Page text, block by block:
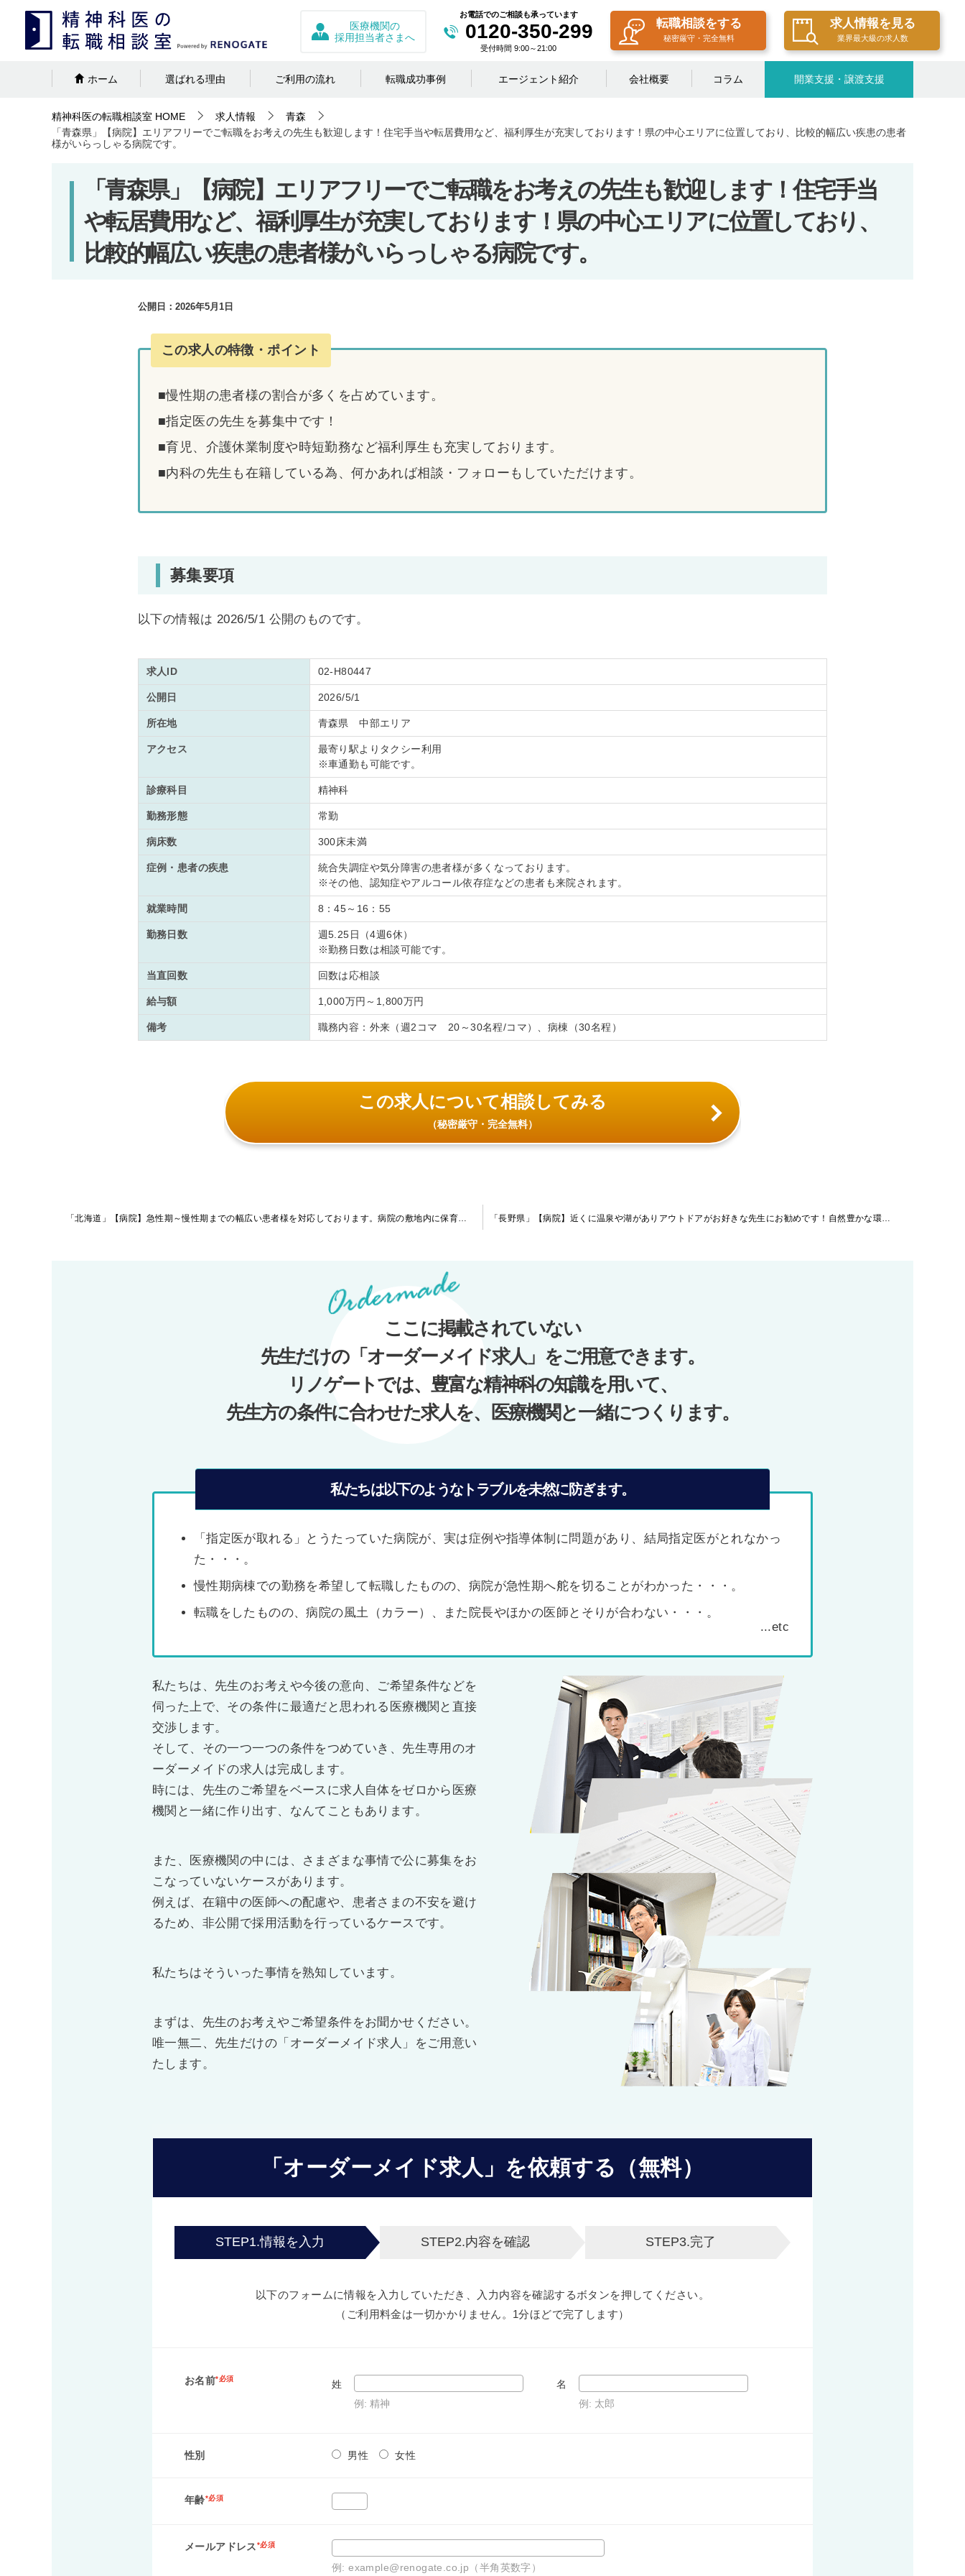
転職相談をする
秘密厳守・完全無料
求人情報を見る
業界最大級の求人数
お電話でのご相談も承っています
0120-350-299
受付時間 9:00～21:00
医療機関の
採用担当者さまへ
ホーム 選ばれる理由 ご利用の流れ 転職成功事例 エージェント紹介 会社概要 コラム 開業支援・譲渡支援
精神科医の転職相談室 HOME 求人情報
青森
「青森県」【病院】エリアフリーでご転職をお考えの先生も歓迎します！住宅手当や転居費用など、福利厚生が充実しております！県の中心エリアに位置しており、比較的幅広い疾患の患者
様がいらっしゃる病院です。
「青森県」【病院】エリアフリーでご転職をお考えの先生も歓迎します！住宅手当
や転居費用など、福利厚生が充実しております！県の中心エリアに位置しており、
比較的幅広い疾患の患者様がいらっしゃる病院です。
公開日： 2026年5月1日
この求人の特徴・ポイント
■慢性期の患者様の割合が多くを占めています。
■指定医の先生を募集中です！
■育児、介護休業制度や時短勤務など福利厚生も充実しております。
■内科の先生も在籍している為、何かあれば相談・フォローもしていただけます。
募集要項
以下の情報は 2026/5/1 公開のものです。
求人ID 02-H80447
公開日 2026/5/1
所在地 青森県 中部エリア
アクセス
最寄り駅よりタクシー利用
※車通勤も可能です。
診療科目 精神科
勤務形態 常勤
病床数 300床未満
症例・患者の疾患
統合失調症や気分障害の患者様が多くなっております。
※その他、認知症やアルコール依存症などの患者も来院されます。
就業時間 8：45～16：55
勤務日数
週5.25日（4週6休）
※勤務日数は相談可能です。
当直回数 回数は応相談
給与額 1,000万円～1,800万円
備考 職務内容：外来（週2コマ 20～30名程/コマ）、病棟（30名程）
この求人について相談してみる
（秘密厳守・完全無料）
ここに掲載されていない
先生だけの「オーダーメイド求人」をご用意できます。
リノゲートでは、豊富な精神科の知識を用いて、
先生方の条件に合わせた求人を、医療機関と一緒につくります。
私たちは以下のようなトラブルを未然に防ぎます。
「指定医が取れる」とうたっていた病院が、実は症例や指導体制に問題があり、結局指定医がとれなかっ
た・・・。
慢性期病棟での勤務を希望して転職したものの、病院が急性期へ舵を切ることがわかった・・・。
転職をしたものの、病院の風土（カラー）、また院長やほかの医師とそりが合わない・・・。
私たちは、先生のお考えや今後の意向、ご希望条件などを
伺った上で、その条件に最適だと思われる医療機関と直接
交渉します。
そして、その一つ一つの条件をつめていき、先生専用のオ
ーダーメイドの求人は完成します。
時には、先生のご希望をベースに求人自体をゼロから医療
機関と一緒に作り出す、なんてこともあります。
また、医療機関の中には、さまざまな事情で公に募集をお
こなっていないケースがあります。
例えば、在籍中の医師への配慮や、患者さまの不安を避け
るため、非公開で採用活動を行っているケースです。
私たちはそういった事情を熟知しています。
まずは、先生のお考えやご希望条件をお聞かせください。
唯一無二、先生だけの「オーダーメイド求人」をご用意い
たします。
「オーダーメイド求人」を依頼する（無料）
STEP1.情報を入力 STEP2.内容を確認 STEP3.完了
以下のフォームに情報を入力していただき、入力内容を確認するボタンを押してください。
（ご利用料金は一切かかりません。1分ほどで完了します）
お名前*必須
姓
例: 精神
名
例: 太郎
性別 男性 女性
年齢*必須
メールアドレス*必須
例: example@renogate.co.jp（半角英数字）